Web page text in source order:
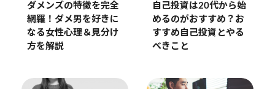
ダメンズの特徴を完全
網羅！ダメ男を好きに
なる女性心理＆見分け
方を解説
自己投資は20代から始
めるのがおすすめ？お
すすめ自己投資とやる
べきこと